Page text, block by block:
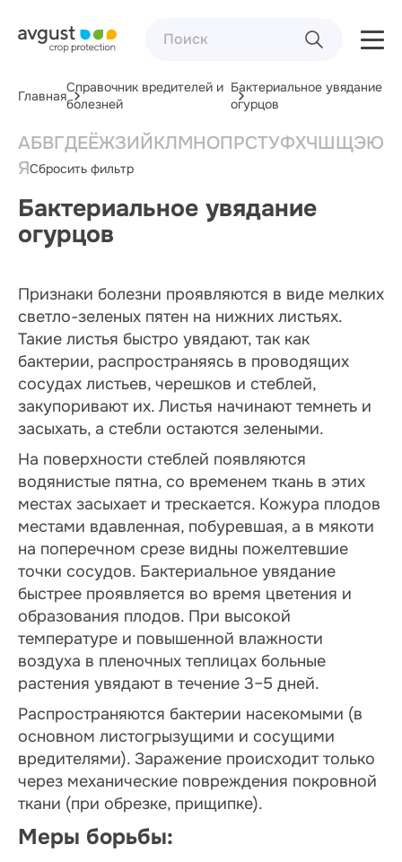
Главная
Справочник вредителей и
болезней
Бактериальное увядание
огурцов
АБВГДЕЁЖЗИЙКЛМНОПРСТУФХЧШЩЭЮ
ЯСбросить фильтр
Бактериальное увядание
огурцов
Признаки болезни проявляются в виде мелких
светло-зеленых пятен на нижних листьях.
Такие листья быстро увядают, так как
бактерии, распространяясь в проводящих
сосудах листьев, черешков и стеблей,
закупоривают их. Листья начинают темнеть и
засыхать, а стебли остаются зелеными.
На поверхности стеблей появляются
водянистые пятна, со временем ткань в этих
местах засыхает и трескается. Кожура плодов
местами вдавленная, побуревшая, а в мякоти
на поперечном срезе видны пожелтевшие
точки сосудов. Бактериальное увядание
быстрее проявляется во время цветения и
образования плодов. При высокой
температуре и повышенной влажности
воздуха в пленочных теплицах больные
растения увядают в течение 3–5 дней.
Распространяются бактерии насекомыми (в
основном листогрызущими и сосущими
вредителями). Заражение происходит только
через механические повреждения покровной
ткани (при обрезке, прищипке).
Меры борьбы: